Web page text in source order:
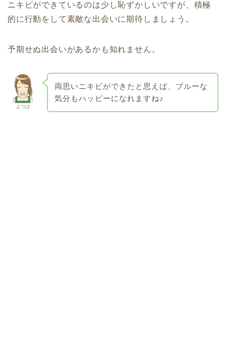
ニキビができているのは少し恥ずかしいですが、積極
的に行動をして素敵な出会いに期待しましょう。
予期せぬ出会いがあるかも知れません。
よつば
両思いニキビができたと思えば、ブルーな
気分もハッピーになれますね♪